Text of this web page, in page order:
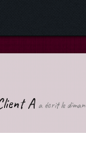
A a écrit le